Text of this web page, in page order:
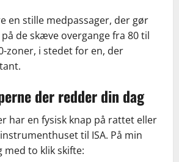
en stille medpassager, der gør
de skæve overgange fra 80 til
zoner, i stedet for en, der
der redder din dag
har en fysisk knap på rattet eller
til ISA. På min
med to klik skifte: